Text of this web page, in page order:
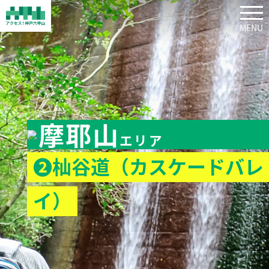
摩耶山エリア
❷杣谷道（カスケードバレ
イ）